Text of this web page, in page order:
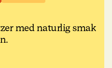
med naturlig smak